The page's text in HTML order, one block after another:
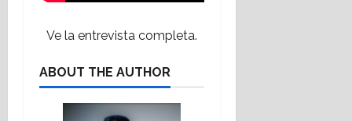
Ve la entrevista completa.
ABOUT THE AUTHOR